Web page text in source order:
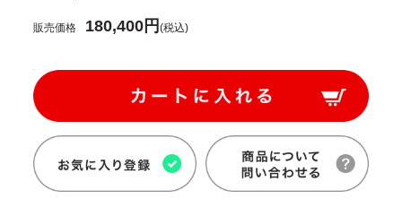
販売価格 180,400円(税込)